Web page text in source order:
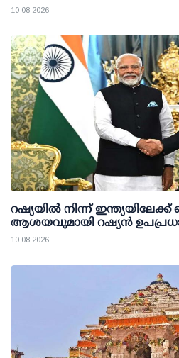
10 08 2026
റഷ്യയില്‍ നിന്ന്
ആശയവുമായി റഷ്യന്‍
10 08 2026